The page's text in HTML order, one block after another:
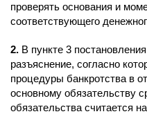
проверять основания и
соответствующего
2. В пункте 3
разъяснение, согласно
процедуры банкротства в
основному обязательству
обязательства считается